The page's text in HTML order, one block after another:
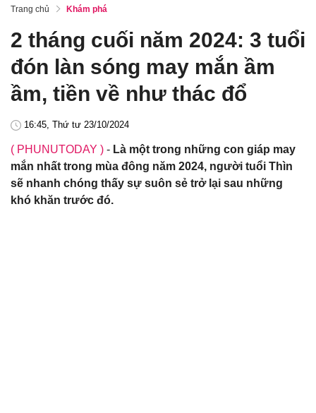
Trang chủ Khám phá
2 tháng cuối năm 2024: 3 tuổi
đón làn sóng may mắn ầm
ầm, tiền về như thác đổ
16:45, Thứ tư 23/10/2024
( PHUNUTODAY ) - Là một trong những con giáp may
mắn nhất trong mùa đông năm 2024, người tuổi Thìn
sẽ nhanh chóng thấy sự suôn sẻ trở lại sau những
khó khăn trước đó.